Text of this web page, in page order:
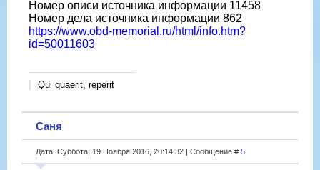
Номер описи источника информации 11458
Номер дела источника информации 862
https://www.obd-memorial.ru/html/info.htm?
id=50011603
Qui quaerit, reperit
Саня
Дата: Суббота, 19 Ноября 2016, 20:14:32 | Сообщение # 5